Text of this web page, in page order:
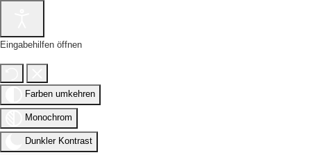
Eingabehilfen öffnen
Farben umkehren
Monochrom
Dunkler Kontrast